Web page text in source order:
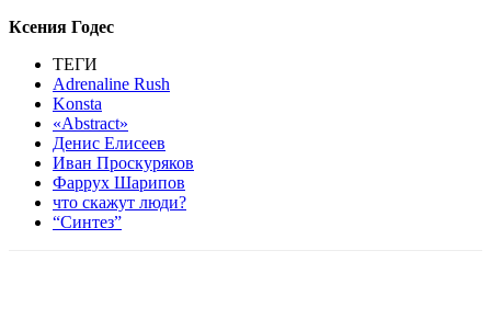
Ксения Годес
ТЕГИ
Adrenaline Rush
Konsta
«Abstract»
Денис Елисеев
Иван Проскуряков
Фаррух Шарипов
что скажут люди?
“Синтез”